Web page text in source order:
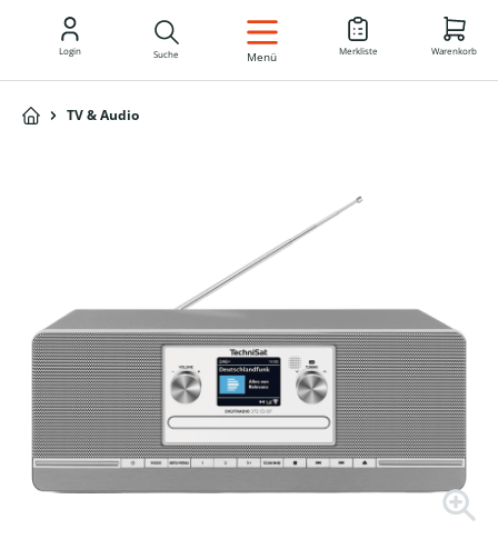
DE
Login Suche Menü Merkliste Warenkorb
TV & Audio